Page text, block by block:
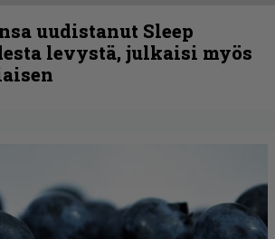
uudistanut Sleep
levystä, julkaisi myös